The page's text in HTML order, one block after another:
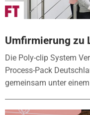
Umfirmierung zu
Die Poly-clip System
Process-Pack
gemeinsam unter